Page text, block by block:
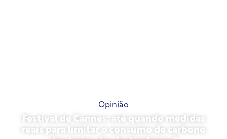
Opinião
Festival de Cannes: até quando medidas
reais para limitar o consumo de carbono